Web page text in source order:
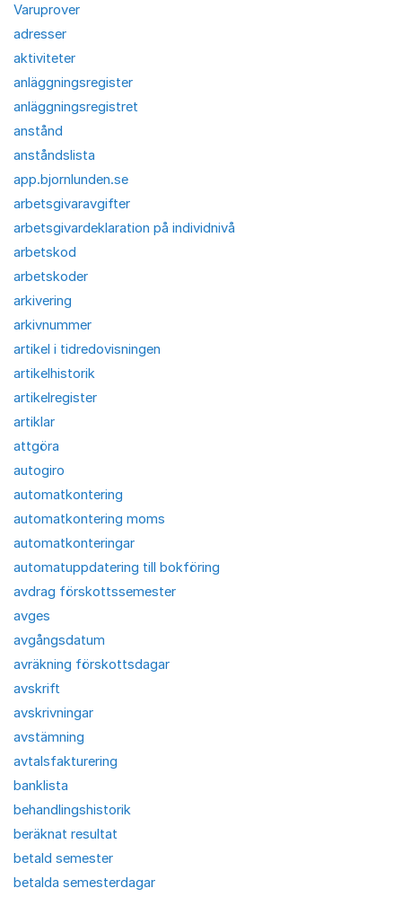
Varuprover
adresser
aktiviteter
anläggningsregister
anläggningsregistret
anstånd
anståndslista
app.bjornlunden.se
arbetsgivaravgifter
arbetsgivardeklaration på individnivå
arbetskod
arbetskoder
arkivering
arkivnummer
artikel i tidredovisningen
artikelhistorik
artikelregister
artiklar
attgöra
autogiro
automatkontering
automatkontering moms
automatkonteringar
automatuppdatering till bokföring
avdrag förskottssemester
avges
avgångsdatum
avräkning förskottsdagar
avskrift
avskrivningar
avstämning
avtalsfakturering
banklista
behandlingshistorik
beräknat resultat
betald semester
betalda semesterdagar